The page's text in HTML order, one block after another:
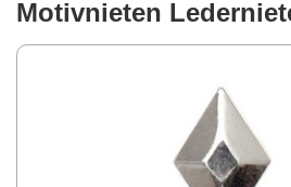
Motivnieten